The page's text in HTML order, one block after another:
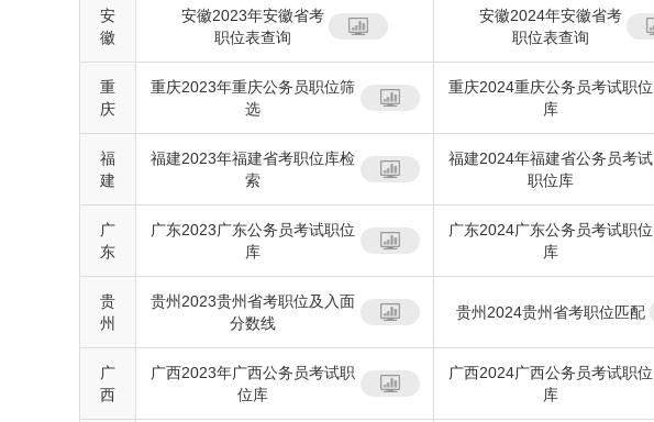
安
徽
安徽2023年安徽省考
职位表查询
安徽2024年安徽省考
职位表查询
重
庆
重庆2023年重庆公务员职位筛
选
重庆2024重庆公务员考试职位
库
福
建
福建2023年福建省考职位库检
索
福建2024年福建省公务员考试
职位库
广
东
广东2023广东公务员考试职位
库
广东2024广东公务员考试职位
库
贵
州
贵州2023贵州省考职位及入面
分数线
贵州2024贵州省考职位匹配
广
西
广西2023年广西公务员考试职
位库
广西2024广西公务员考试职位
库